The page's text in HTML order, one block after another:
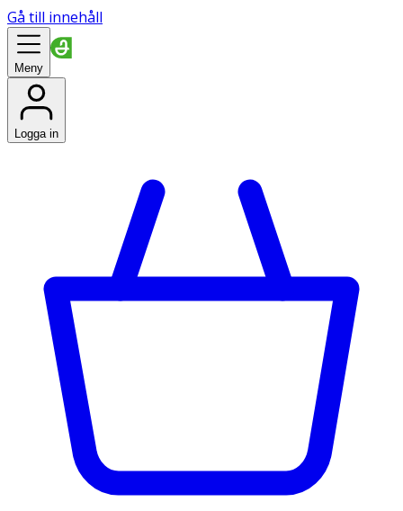
Gå till innehåll
Meny
Logga in